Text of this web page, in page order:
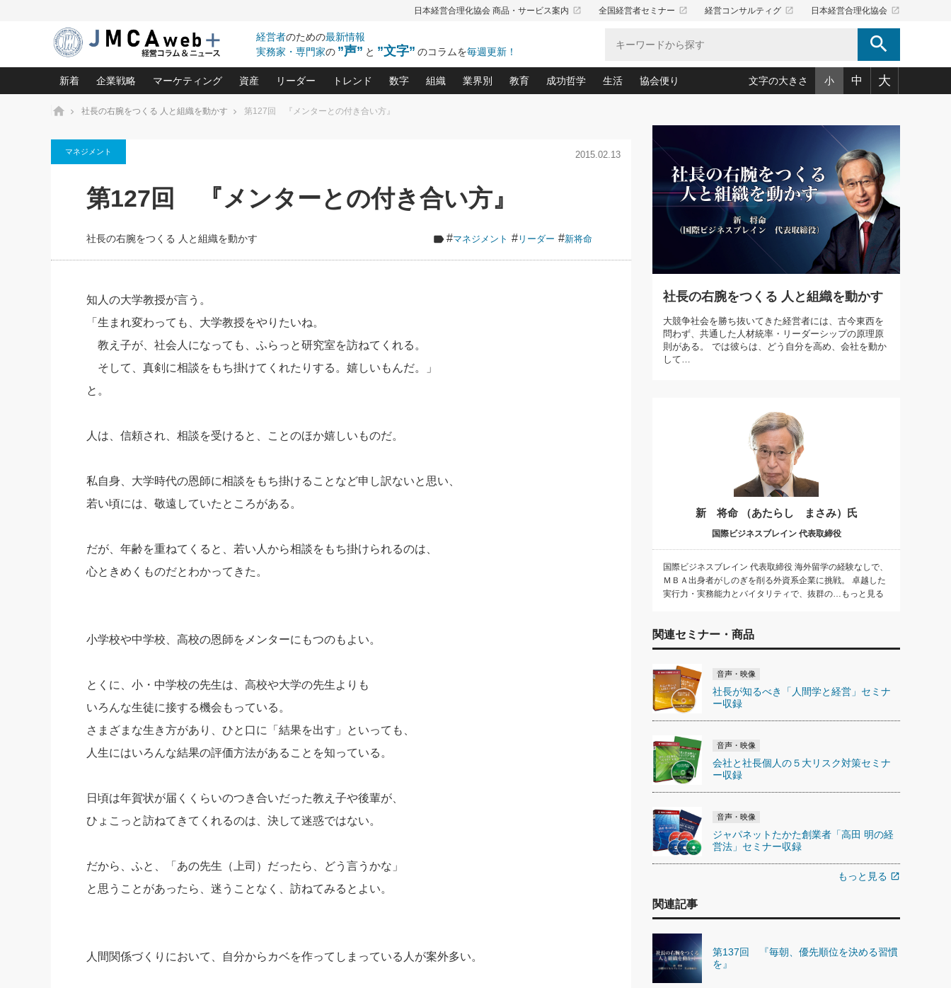
日本経営合理化協会 商品・サービス案内 launch 全国経営者セミナー launch 経営コンサルティグ launch 日本経営合理化協会 launch
経営者のための最新情報
実務家・専門家の ”声” と ”文字” のコラムを毎週更新！ search
新着
2026.08.5 2026.08.5 2026.08.5
【追悼】鈴木敏文氏 言葉で伝
える経営（ジャーナリスト 勝
もっとみる
企業戦略
中小企業の「１位づくり」戦略(96)
利益を最大化する「業務改善」横田尚哉氏(5)
強い会社を築く ビジネス・クリニック(240)
日本レーザー「人を大切にしながら利益を上げる経営」の極意
武器としてのM&A入門(3)
継続経営 百話百行(85)
野田久美子 香港ビジネス成功法(10)
マーケティング
ロングセラーの玉手箱(9)
は(5)
最高の自分を表現する 成功イメージ戦略(77)
資産
中国経済の最新動向(204)
事業承継の前に、決めておきたい、知っておきたい、やってお
会社と社長のための資産管理講座(95)
リーダー
ピョートル・F・グジバチの『経営戦略の新常識』(12)
朝礼・会議での「社長の３分間スピーチ」ネタ帳(159)
社長の右腕をつくる 人と組織を動かす(200)
酒井英之の社長のビジョン実現道場(10)
トレンド
北村森の「今月のヒット商品」(109)
社長のメシの種 4.0(206)
数字
会社を守り抜くための緊急対策(100)
強い決算書の会社はココが違う！(36)
損益分岐点を下げる、Ｐ／Ｌ不況時代の新戦略(12)
銀行交渉はこうしなさい！(12)
組織
職場の生産性を下げるハラスメントの予防策(10)
賃金決定の定石(68)
顧客・社員・社会から支持される「ウェルビーイング経営入
門」(23)
業界別
大久保一彦の“流行る”お店の仕組みづくり(210)
柿内幸夫─社長のための現場改善(174)
教育
あなただからお願いしたいと思われる 気配りの達人(127)
クレーム対応 実践マニュアル(92)
クレーム対応の新知識と新常識(57)
デキル社員に育てる！ 社員教育の決め手(203)
成功哲学
中国哲学に学ぶ 不況は会社守成の好機(38)
令和時代の「社長の人間力の磨き方」(86)
先人の名句名言の教え 東洋思想に学ぶ経営学(132)
渡部昇一の「日本の指導者たち」(32)
経営に活かす“十八史略”(30)
生活
おのころ心平の ──社長のための「か・ら・だマネジメント」
(50)
デジタルＡＶを味方に！新・仕事術(180)
リーダー脳の鍛え方(32)
ワインを楽しむ基礎レッスン(12)
必読！社長が読むべき今月の4冊(88)
眼と耳で楽しむ読書術(162)
社長の「氣」(30)
米国スポーツ・ビジネスに学ぶ心理学(98)
高橋一喜の『これぞ！"本物の温泉"』(157)
協会便り
「愛読者通信」著者インタビュー(44)
ビジネス見聞録 経営ニュース(100)
作間信司の経営無形庵(けいえいむぎょうあん)(166)
経営セミナー情報局(1)
繁栄への着眼点 牟田太陽(76)
講話を聞いて学ぼう 実学・耳学・磨く「ミミガク」のすすめ
(7)
文字の大きさ 小 中 大
ホーム 社長の右腕をつくる 人と組織を動かす 第127回 『メンターとの付き合い方』
マネジメント 2015.02.13
第127回 『メンターとの付き合い方』
社長の右腕をつくる 人と組織を動かす #マネジメント # リーダー #新将命
知人の大学教授が言う。
「生まれ変わっても、大学教授をやりたいね。
教え子が、社会人になっても、ふらっと研究室を訪ねてくれる。
そして、真剣に相談をもち掛けてくれたりする。嬉しいもんだ。」
と。
人は、信頼され、相談を受けると、ことのほか嬉しいものだ。
私自身、大学時代の恩師に相談をもち掛けることなど申し訳ないと思い、
若い頃には、敬遠していたところがある。
だが、年齢を重ねてくると、若い人から相談をもち掛けられるのは、
心ときめくものだとわかってきた。
小学校や中学校、高校の恩師をメンターにもつのもよい。
とくに、小・中学校の先生は、高校や大学の先生よりも
いろんな生徒に接する機会もっている。
さまざまな生き方があり、ひと口に「結果を出す」といっても、
人生にはいろんな結果の評価方法があることを知っている。
日頃は年賀状が届くくらいのつき合いだった教え子や後輩が、
ひょこっと訪ねてきてくれるのは、決して迷惑ではない。
だから、ふと、「あの先生（上司）だったら、どう言うかな」
と思うことがあったら、迷うことなく、訪ねてみるとよい。
人間関係づくりにおいて、自分からカベを作ってしまっている人が案外多い。
社長の右腕をつくる 人と組織を動かす
大競争社会を勝ち抜いてきた経営者には、古今東西を
問わず、共通した人材統率・リーダーシップの原理原
則がある。 では彼らは、どう自分を高め、会社を動か
して…
新 将命 （あたらし まさみ）氏
国際ビジネスブレイン 代表取締役
国際ビジネスブレイン 代表取締役 海外留学の経験なしで、
ＭＢＡ出身者がしのぎを削る外資系企業に挑戦。 卓越した
実行力・実務能力とバイタリティで、抜群の…もっと見る
関連セミナー・商品
音声・映像
社長が知るべき「人間学と経営」セミナ
ー収録
音声・映像
会社と社長個人の５大リスク対策セミナ
ー収録
音声・映像
ジャパネットたかた創業者「高田 明の経
営法」セミナー収録
もっと見る open_in_new
関連記事
第137回 『毎朝、優先順位を決める習慣
を』